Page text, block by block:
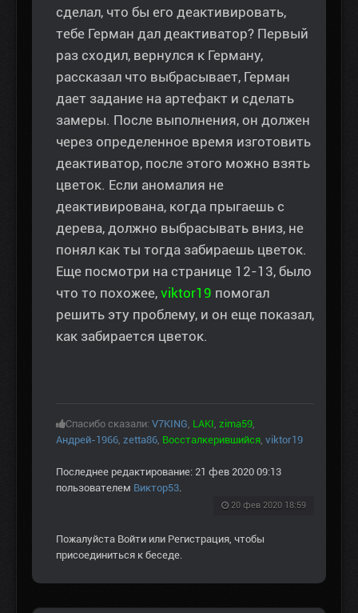
сделал, что бы его деактивировать,
тебе Герман дал деактиватор? Первый
раз сходил, вернулся к Герману,
рассказал что выбрасывает, Герман
дает задание на артефакт и сделать
замеры. После выполнения, он должен
через определенное время изготовить
деактиватор, после этого можно взять
цветок. Если аномалия не
деактивирована, когда прыгаешь с
дерева, должно выбрасывать вниз, не
понял как ты тогда забираешь цветок.
Еще посмотри на странице 12-13, было
что то похожее, viktor19 помогал
решить эту проблему, и он еще показал,
как забирается цветок.
Спасибо сказали: V7KING, LAKI, zima59,
Андрей-1966, zetta86, Воссталкерившийся, viktor19
Последнее редактирование: 21 фев 2020 09:13
пользователем Виктор53.
20 фев 2020 18:59
Пожалуйста Войти или Регистрация, чтобы
присоединиться к беседе.